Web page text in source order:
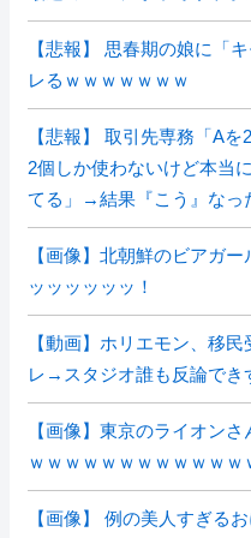
【悲報】 思春期の娘に「
レるｗｗｗｗｗｗｗ
【悲報】 取引先専務「A
2個しか使わないけど本当
てる」→結果『こう』なっ
【画像】北朝鮮のビアガ
ッッッッッッ！
【動画】ホリエモン、移
レ→スタジオ誰も反論でき
【画像】東京のライオン
ｗｗｗｗｗｗｗｗｗｗｗｗ
【画像】 例の美人すぎる